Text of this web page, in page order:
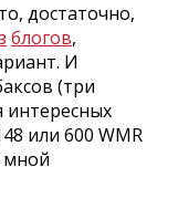
достаточно,
блогов,
И
(три
интересных
или 600 WMR
мной